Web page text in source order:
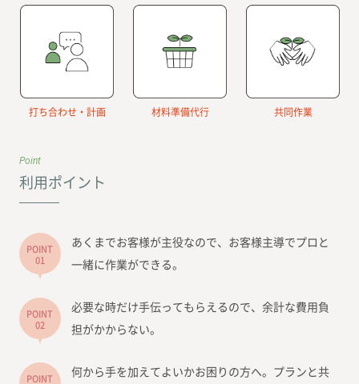
打ち合わせ・計画 材料準備代行 共同作業
Point
利用ポイント
POINT
01
あくまでお客様が主役なので、お客様主導でプロと
一緒に作業ができる。
POINT
02
必要な時だけ手伝ってもらえるので、余計な費用負
担がかからない。
POINT
何から手を加えてよいかお困りの方へ。プランと共